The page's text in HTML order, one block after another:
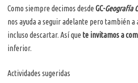
Como siempre decimos desde GC-Geografía
nos ayuda a seguir adelante pero también
incluso descartar. Así que te invitamos a
inferior.
Actividades sugeridas